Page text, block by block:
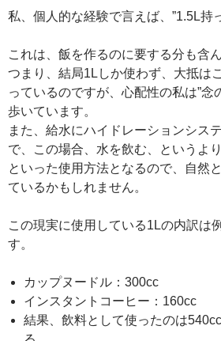
私、個人的な経験で言えば、”1.5L持
これは、飯を作るのに要する分も含
つまり、結局1Lしか使わず、大抵は
っているのですが、心配性の私は”念
歩いています。
また、給水にハイドレーションシス
で、この場合、水を飲む、というよ
といった使用方法となるので、自然
ているかもしれません。
この現実に使用している1Lの内訳は
す。
カップヌードル：300cc
インスタントコーヒー：160cc
結果、飲料として使ったのは